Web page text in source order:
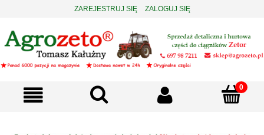
ZAREJESTRUJ SIĘ ZALOGUJ SIĘ